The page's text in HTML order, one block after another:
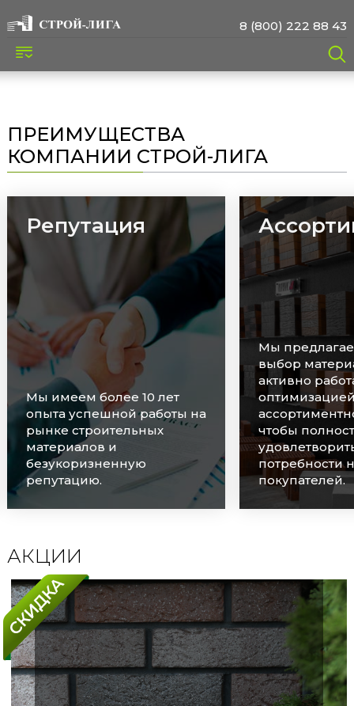
8 (800) 222 88 43
ПРЕИМУЩЕСТВА
КОМПАНИИ СТРОЙ-ЛИГА
Ассортимент
Мы предлагаем широкий
выбор материалов и
активно работаем над
оптимизацией
ассортиментного ряда,
чтобы полностью
удовлетворить
потребности наших
покупателей.
Сроки
Мы очень
наших
оперативно
каждую
соблюдаем
поставок.
АКЦИИ